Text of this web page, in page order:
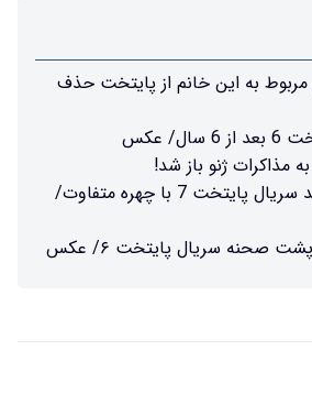
به این خانم از پایتخت حذف
عکس
مذاکرات ژنو باز شد!
«بهروز» یک سال بعد سریال پایتخت 7 با چهره متفاوت/
صحنه سریال پایتخت ۶/ عکس